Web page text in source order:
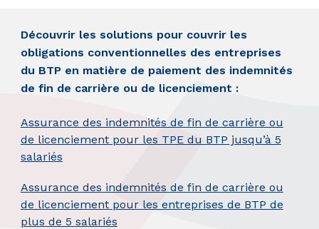
Découvrir les solutions pour couvrir les
obligations conventionnelles des entreprises
du BTP en matière de paiement des indemnités
de fin de carrière ou de licenciement :
Assurance des indemnités de fin de carrière ou
de licenciement pour les TPE du BTP jusqu’à 5
salariés
Assurance des indemnités de fin de carrière ou
de licenciement pour les entreprises de BTP de
plus de 5 salariés